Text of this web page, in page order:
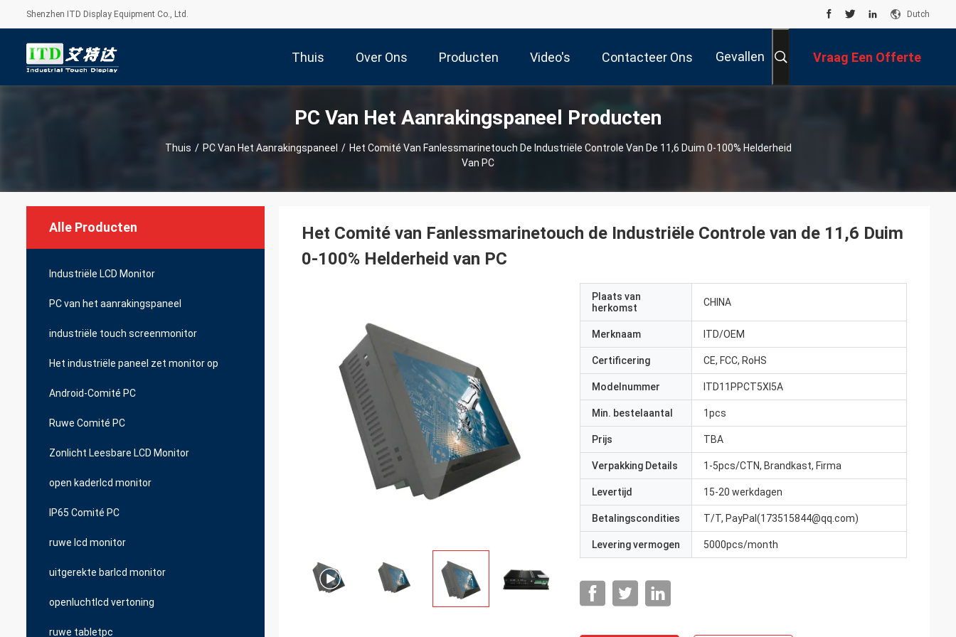
Shenzhen ITD Display Equipment Co., Ltd. Dutch
Thuis Over Ons Producten Video's Contacteer Ons Gevallen Vraag Een Offerte
PC Van Het Aanrakingspaneel Producten
Thuis / PC Van Het Aanrakingspaneel / Het Comité Van Fanlessmarinetouch De Industriële Controle Van De 11,6 Duim 0-100% Helderheid
Van PC
Alle Producten
Industriële LCD Monitor
PC van het aanrakingspaneel
industriële touch screenmonitor
Het industriële paneel zet monitor op
Android-Comité PC
Ruwe Comité PC
Zonlicht Leesbare LCD Monitor
open kaderlcd monitor
IP65 Comité PC
ruwe lcd monitor
uitgerekte barlcd monitor
openluchtlcd vertoning
ruwe tabletpc
Het Comité van Fanlessmarinetouch de Industriële Controle van de 11,6 Duim
0-100% Helderheid van PC
Plaats van
herkomst
CHINA
Merknaam ITD/OEM
Certificering CE, FCC, RoHS
Modelnummer ITD11PPCT5XI5A
Min. bestelaantal 1pcs
Prijs TBA
Verpakking Details 1-5pcs/CTN, Brandkast, Firma
Levertijd 15-20 werkdagen
Betalingscondities T/T, PayPal(173515844@qq.com)
Levering vermogen 5000pcs/month